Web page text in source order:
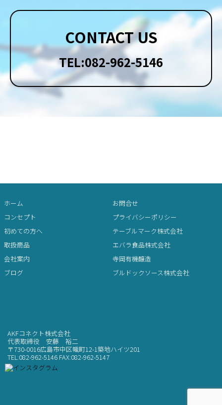
CONTACT US
TEL:082-962-5146
ホーム
コンセプト
初めての方へ
取扱商品
会社案内
ブログ
お問合せ
プライバシーポリシー
テーブルマーク株式会社
エバラ食品株式会社
寺岡有機醸造
ブルドックソース株式会社
AKFコネクト株式会社
代表取締役 安藤 裕二
〒730-0016広島市中区幟町12-1築地ハイツ201
TEL:082-962-5146 FAX:082-962-5147